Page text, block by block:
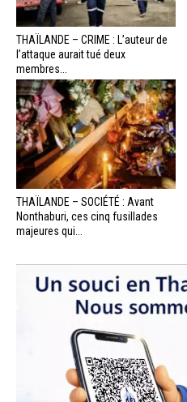
THAÏLANDE – CRIME : L’auteur de
l’attaque aurait tué deux
membres...
THAÏLANDE – SOCIÉTÉ : Avant
Nonthaburi, ces cinq fusillades
majeures qui...